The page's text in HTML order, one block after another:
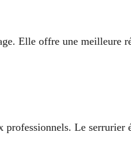
Elle offre une meilleure
Le